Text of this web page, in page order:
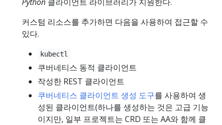
커스텀 리소스를 추가하면 다음을 사용하여 접근할 수
있다.
kubectl
쿠버네티스 동적 클라이언트
작성한 REST 클라이언트
쿠버네티스 클라이언트 생성 도구를 사용하여 생
성된 클라이언트(하나를 생성하는 것은 고급 기능
이지만, 일부 프로젝트는 CRD 또는 AA와 함께 클